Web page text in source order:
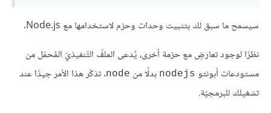
سيسمح ما سبق لك بتثبيت وحدات وحزم لاستخدامها مع Node.js.
نظرًا لوجود تعارضٍ مع حزمة أخرى، يُدعى الملفّ التّنفيذيّ المُحمّل من
مستودعات أبونتو nodejs بدلًا من node. تذكّر هذا الأمر جيدًا عند
تشغيلك للبرمجيّة.